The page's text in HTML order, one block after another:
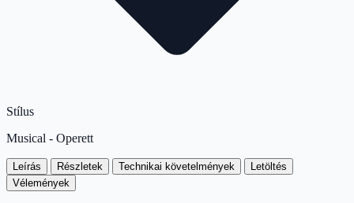
Stílus
Musical - Operett
Leírás Részletek Technikai követelmények
Letöltés
Vélemények